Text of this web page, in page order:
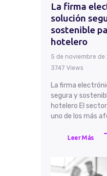
La firma
solución
sostenible
hotelero
5 de noviembre de
3747 Views
La firma
segura y
hotelero El
uno de los más
Leer Más